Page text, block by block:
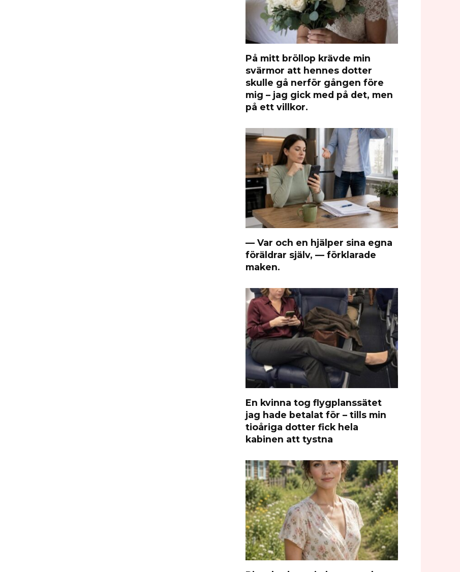
På mitt bröllop krävde min
svärmor att hennes dotter
skulle gå nerför gången före
mig – jag gick med på det, men
på ett villkor.
— Var och en hjälper sina egna
föräldrar själv, — förklarade
maken.
En kvinna tog flygplanssätet
jag hade betalat för – tills min
tioåriga dotter fick hela
kabinen att tystna